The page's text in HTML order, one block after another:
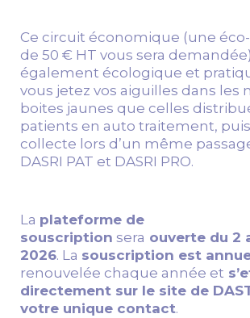
Ce circuit économique (une
de 50 € HT vous sera
également écologique et
vous jetez vos aiguilles dans les
boites jaunes que celles
patients en auto traitement, puis
collecte lors d’un même
DASRI PAT et DASRI PRO.
La plateforme de
souscription sera ouverte du 2
2026. La souscription est
renouvelée chaque année et
directement sur le site de
votre unique contact.